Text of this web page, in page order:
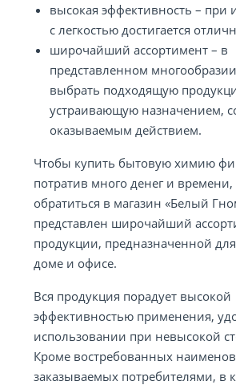
высокая эффективность – при
с легкостью достигается
широчайший ассортимент – в
представленном
выбрать подходящую
устраивающую назначением,
оказываемым действием.
Чтобы купить бытовую химию
потратив много денег и времени,
обратиться в магазин «Белый
представлен широчайший
продукции, предназначенной
доме и офисе.
Вся продукция порадует высокой
эффективностью применения,
использовании при невысокой
Кроме востребованных
заказываемых потребителями, в